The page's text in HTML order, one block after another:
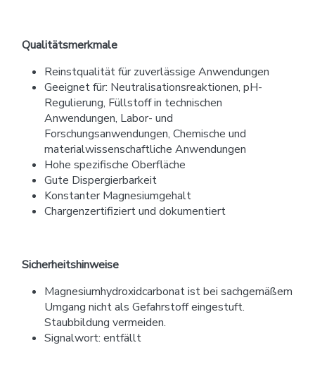
Qualitätsmerkmale
Reinstqualität für zuverlässige Anwendungen
Geeignet für: Neutralisationsreaktionen, pH-
Regulierung, Füllstoff in technischen
Anwendungen, Labor- und
Forschungsanwendungen, Chemische und
materialwissenschaftliche Anwendungen
Hohe spezifische Oberfläche
Gute Dispergierbarkeit
Konstanter Magnesiumgehalt
Chargenzertifiziert und dokumentiert
Sicherheitshinweise
Magnesiumhydroxidcarbonat ist bei sachgemäßem
Umgang nicht als Gefahrstoff eingestuft.
Staubbildung vermeiden.
Signalwort: entfällt